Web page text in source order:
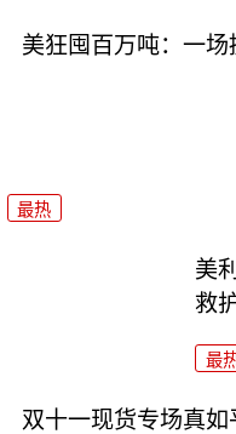
美狂囤百万吨：一
最热
美
救
最
双十一现货专场真如